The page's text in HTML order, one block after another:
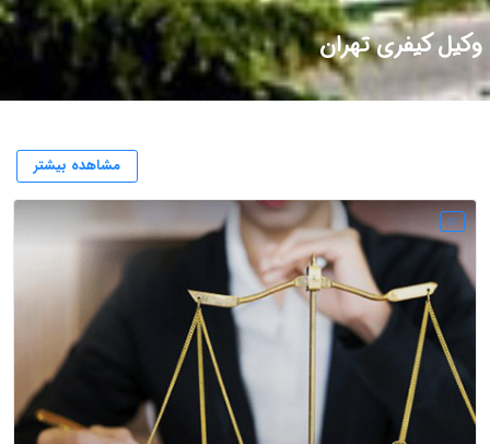
وکیل کیفری تهران
مشاهده بیشتر